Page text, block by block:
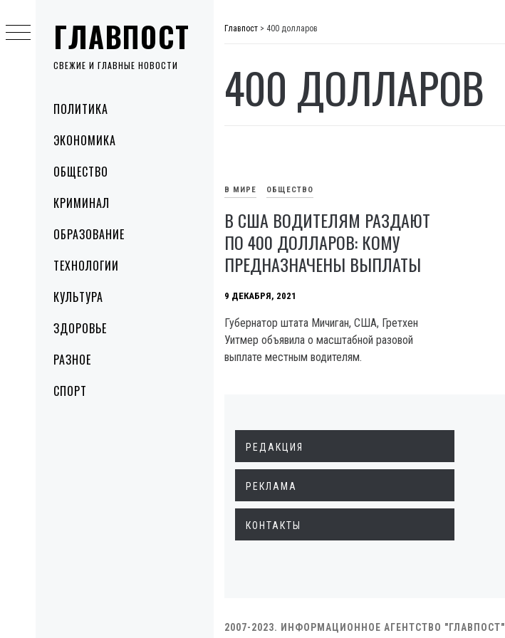
ГЛАВПОСТ
СВЕЖИЕ И ГЛАВНЫЕ НОВОСТИ
MenuПОЛИТИКА
ЭКОНОМИКА
ОБЩЕСТВО
КРИМИНАЛ
ОБРАЗОВАНИЕ
ТЕХНОЛОГИИ
КУЛЬТУРА
ЗДОРОВЬЕ
РАЗНОЕ
СПОРТ
to
content
Главпост > 400 долларов
400 ДОЛЛАРОВ
В МИРЕ ОБЩЕСТВО
В США ВОДИТЕЛЯМ РАЗДАЮТ
ПО 400 ДОЛЛАРОВ: КОМУ
ПРЕДНАЗНАЧЕНЫ ВЫПЛАТЫ
9 ДЕКАБРЯ, 2021
Губернатор штата Мичиган, США, Гретхен
Уитмер объявила о масштабной разовой
выплате местным водителям.
РЕДАКЦИЯ
РЕКЛАМА
КОНТАКТЫ
2007-2023. ИНФОРМАЦИОННОЕ АГЕНТСТВО "ГЛАВПОСТ"